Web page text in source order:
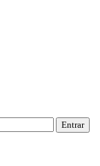
Entrar